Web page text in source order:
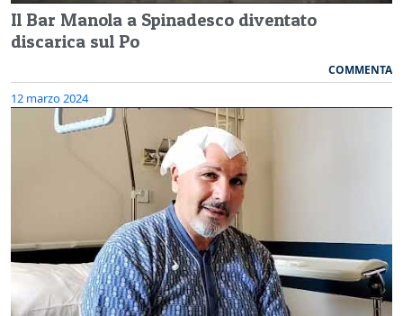
Il Bar Manola a Spinadesco diventato
discarica sul Po
COMMENTA
12 marzo 2024